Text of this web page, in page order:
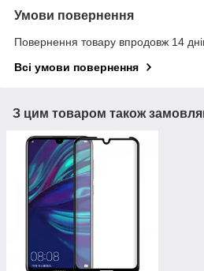
Умови повернення
Повернення товару впродовж 14
Всі умови повернення
З цим товаром також